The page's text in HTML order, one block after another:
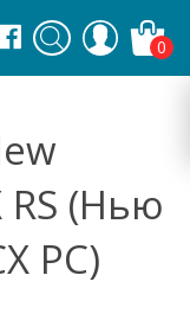
0
RS (Нью
РС)